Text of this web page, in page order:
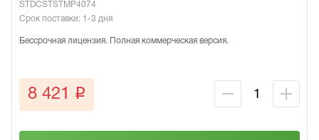
STDCSTSTMP4074
Срок поставки: 1-3 дня
Бессрочная лицензия. Полная коммерческая версия.
8 421 q